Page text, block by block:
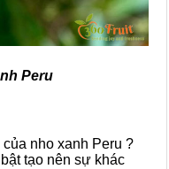
Peru
nho xanh Peru ?
tạo nên sự khác